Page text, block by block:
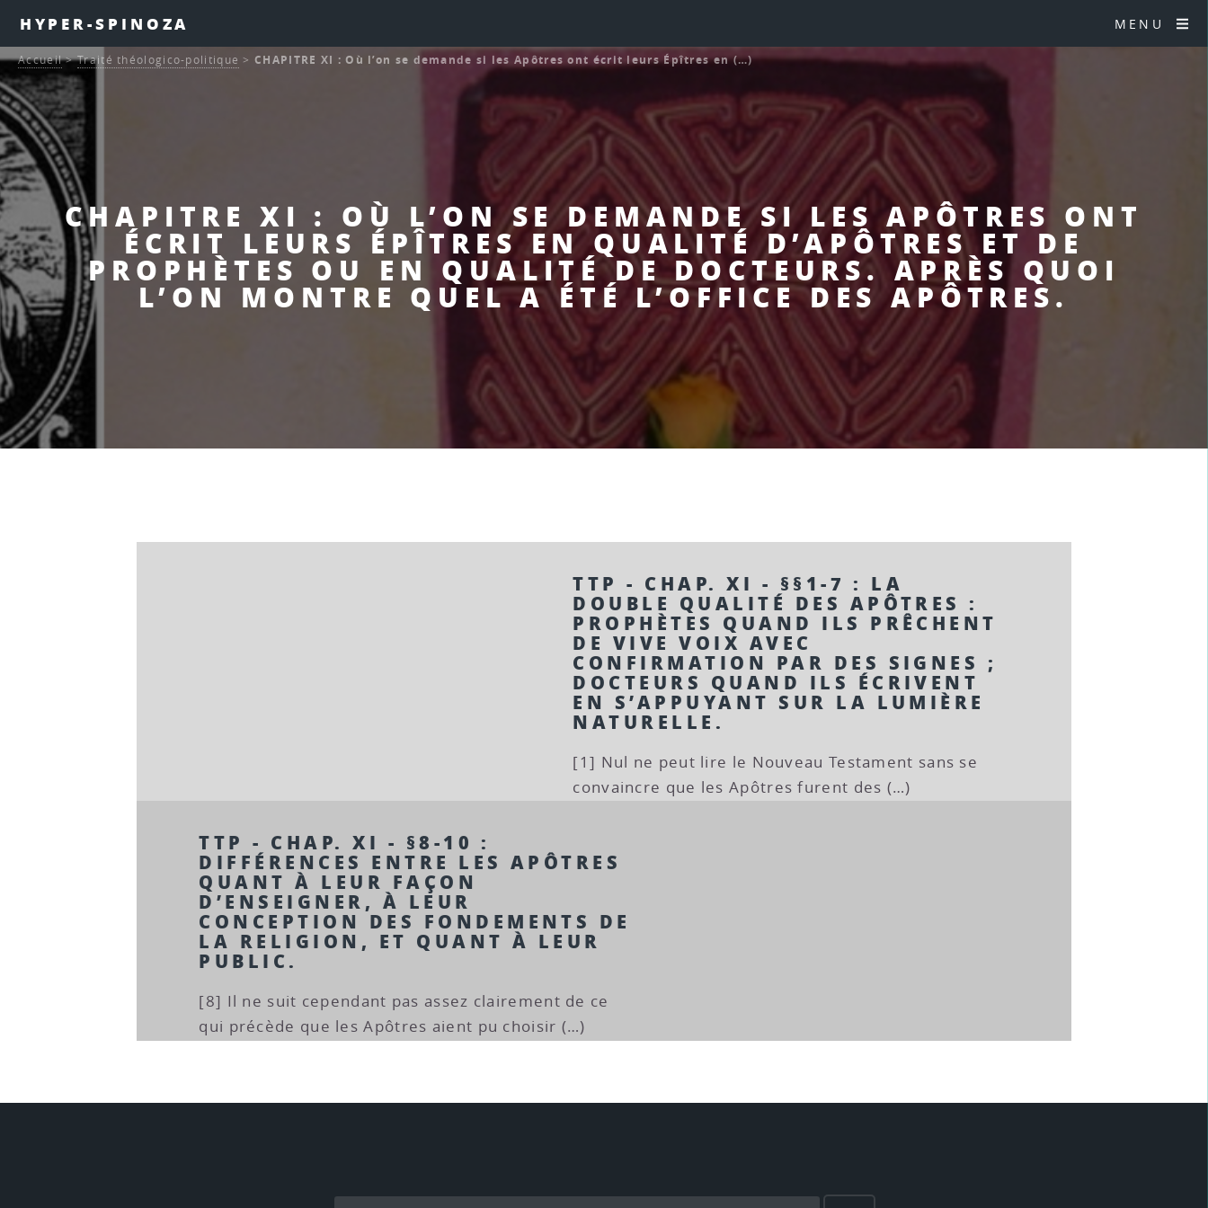
HYPER-SPINOZA MENU
CHAPITRE XI : OÙ L’ON SE DEMANDE SI LES APÔTRES ONT
ÉCRIT LEURS ÉPÎTRES EN QUALITÉ D’APÔTRES ET DE
PROPHÈTES OU EN QUALITÉ DE DOCTEURS. APRÈS QUOI
L’ON MONTRE QUEL A ÉTÉ L’OFFICE DES APÔTRES.
Accueil>Traité théologico-politique >CHAPITRE XI : Où l’on se demande si les Apôtres ont écrit leurs Épîtres en (…)
TTP - CHAP. XI - §§1-7 : LA
DOUBLE QUALITÉ DES APÔTRES :
PROPHÈTES QUAND ILS PRÊCHENT
DE VIVE VOIX AVEC
CONFIRMATION PAR DES SIGNES ;
DOCTEURS QUAND ILS ÉCRIVENT
EN S’APPUYANT SUR LA LUMIÈRE
NATURELLE.
[1] Nul ne peut lire le Nouveau Testament sans se
convaincre que les Apôtres furent des (…)
TTP - CHAP. XI - §8-10 :
DIFFÉRENCES ENTRE LES APÔTRES
QUANT À LEUR FAÇON
D’ENSEIGNER, À LEUR
CONCEPTION DES FONDEMENTS DE
LA RELIGION, ET QUANT À LEUR
PUBLIC.
[8] Il ne suit cependant pas assez clairement de ce
qui précède que les Apôtres aient pu choisir (…)